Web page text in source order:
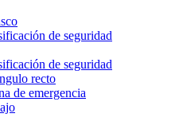
de seguridad
de seguridad
recto
de emergencia